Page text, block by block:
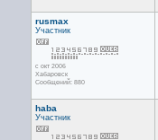
rusmax
Участник
с окт 2006
Хабаровск
Сообщений: 880
haba
Участник